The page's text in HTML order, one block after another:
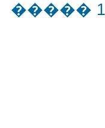
�����